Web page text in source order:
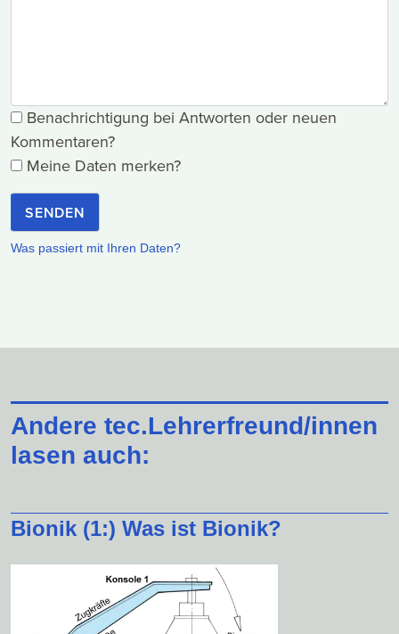
Benachrichtigung bei Antworten oder neuen
Kommentaren?
Meine Daten merken?
SENDEN
Was passiert mit Ihren Daten?
Andere tec.Lehrerfreund/innen
lasen auch:
Bionik (1:) Was ist Bionik?